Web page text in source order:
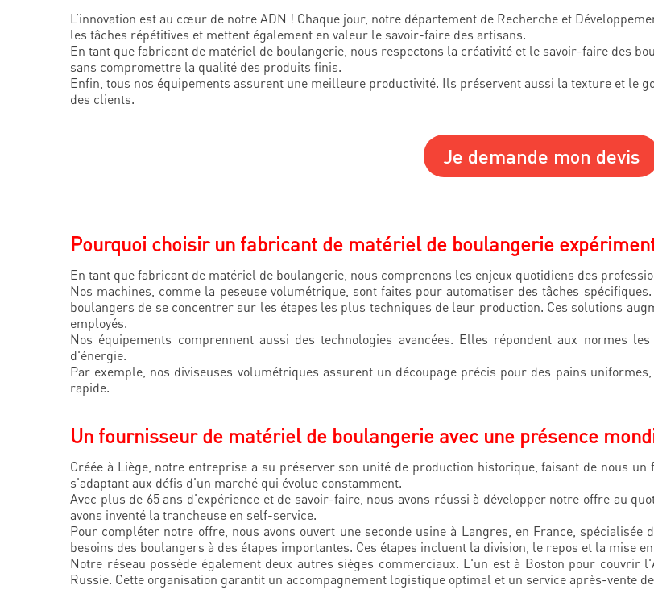
L’innovation est au cœur de notre ADN ! Chaque jour, notre département de Recherche et
les tâches répétitives et mettent également en valeur le savoir-faire des artisans.
En tant que fabricant de matériel de boulangerie, nous respectons la créativité et le savoir-faire des
sans compromettre la qualité des produits finis.
Enfin, tous nos équipements assurent une meilleure productivité. Ils préservent aussi la texture et le
des clients.
Je demande mon devis
Pourquoi choisir un fabricant de matériel de boulangerie
En tant que fabricant de matériel de boulangerie, nous comprenons les enjeux quotidiens des
Nos machines, comme la peseuse volumétrique, sont faites pour automatiser des tâches
boulangers de se concentrer sur les étapes les plus techniques de leur production. Ces solutions
employés.
Nos équipements comprennent aussi des technologies avancées. Elles répondent aux normes
d'énergie.
Par exemple, nos diviseuses volumétriques assurent un découpage précis pour des pains
rapide.
Un fournisseur de matériel de boulangerie avec une présence
Créée à Liège, notre entreprise a su préserver son unité de production historique, faisant de nous
s'adaptant aux défis d'un marché qui évolue constamment.
Avec plus de 65 ans d’expérience et de savoir-faire, nous avons réussi à développer notre offre au
avons inventé la trancheuse en self-service.
Pour compléter notre offre, nous avons ouvert une seconde usine à Langres, en France,
besoins des boulangers à des étapes importantes. Ces étapes incluent la division, le repos et la mise
Notre réseau possède également deux autres sièges commerciaux. L'un est à Boston pour
Russie. Cette organisation garantit un accompagnement logistique optimal et un service après-vente